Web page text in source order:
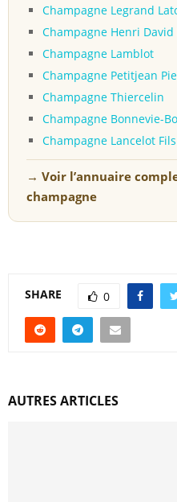
Champagne Legrand
Champagne Henri David
Champagne Lamblot
Champagne Petitjean
Champagne Thiercelin
Champagne Bonnevie-
Champagne Lancelot Fils
→ Voir l’annuaire
champagne
SHARE 0
AUTRES ARTICLES